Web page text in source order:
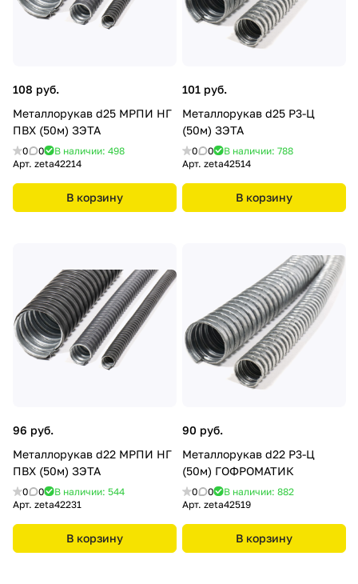
108 руб.
Металлорукав d25 МРПИ НГ
ПВХ (50м) ЗЭТА
0 0
В наличии: 498
Арт. zeta42214
В корзину
101 руб.
Металлорукав d25 Р3-Ц
(50м) ЗЭТА
0 0
В наличии: 788
Арт. zeta42514
В корзину
96 руб.
Металлорукав d22 МРПИ НГ
ПВХ (50м) ЗЭТА
0 0
В наличии: 544
Арт. zeta42231
В корзину
90 руб.
Металлорукав d22 Р3-Ц
(50м) ГОФРОМАТИК
0 0
В наличии: 882
Арт. zeta42519
В корзину